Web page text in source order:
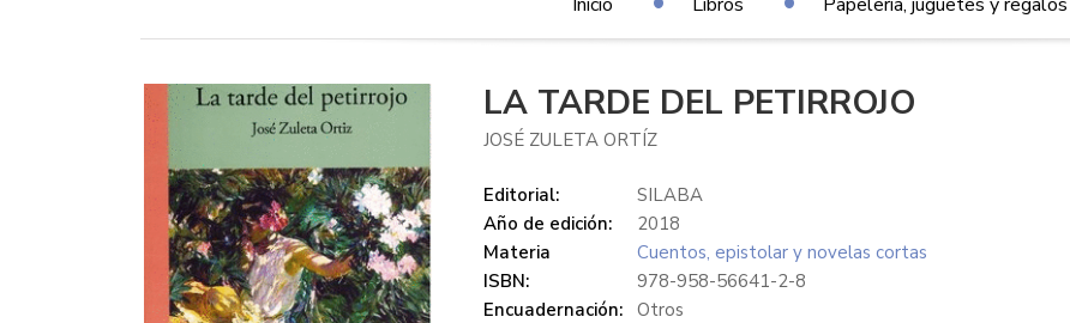
LA TARDE DEL PETIRROJO
JOSÉ ZULETA ORTÍZ
Editorial:
SILABA
Año de edición:
2018
Materia
Cuentos, epistolar y novelas cortas
ISBN:
978-958-56641-2-8
Encuadernación:
Otros